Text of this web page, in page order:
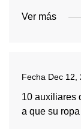
Ver más
Fecha Dec 12,
10 auxiliares
a que su